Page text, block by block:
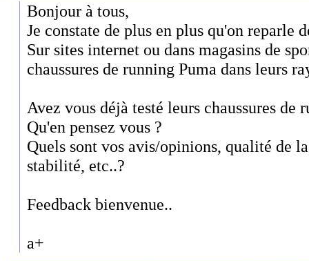
Bonjour à tous,
Je constate de plus en plus qu'on reparle
Sur sites internet ou dans magasins de
chaussures de running Puma dans leurs
Avez vous déjà testé leurs chaussures de
Qu'en pensez vous ?
Quels sont vos avis/opinions, qualité de
stabilité, etc..?
Feedback bienvenue..
a+